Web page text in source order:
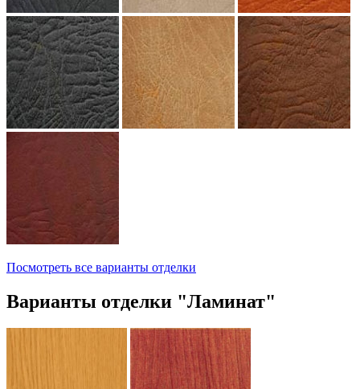
Посмотреть все варианты отделки
Варианты отделки "Ламинат"